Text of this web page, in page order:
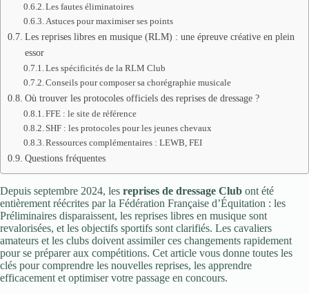
Les fautes éliminatoires
Astuces pour maximiser ses points
Les reprises libres en musique (RLM) : une épreuve créative en plein
essor
Les spécificités de la RLM Club
Conseils pour composer sa chorégraphie musicale
Où trouver les protocoles officiels des reprises de dressage ?
FFE : le site de référence
SHF : les protocoles pour les jeunes chevaux
Ressources complémentaires : LEWB, FEI
Questions fréquentes
Depuis septembre 2024, les reprises de dressage Club ont été
entièrement réécrites par la Fédération Française d’Équitation : les
Préliminaires disparaissent, les reprises libres en musique sont
revalorisées, et les objectifs sportifs sont clarifiés. Les cavaliers
amateurs et les clubs doivent assimiler ces changements rapidement
pour se préparer aux compétitions. Cet article vous donne toutes les
clés pour comprendre les nouvelles reprises, les apprendre
efficacement et optimiser votre passage en concours.